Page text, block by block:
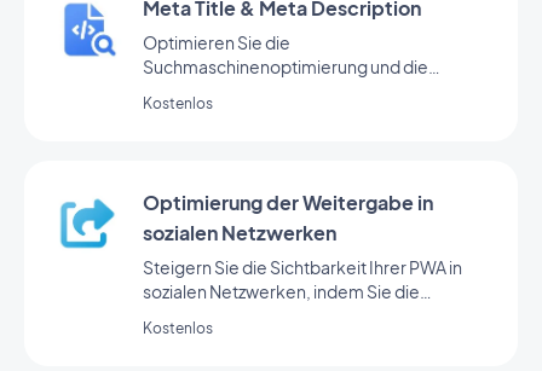
Meta Title & Meta Description
Optimieren Sie die
Suchmaschinenoptimierung und die
Meta-Tags.
Kostenlos
Optimierung der Weitergabe in
sozialen Netzwerken
Steigern Sie die Sichtbarkeit Ihrer PWA in
sozialen Netzwerken, indem Sie die
Kostenlos